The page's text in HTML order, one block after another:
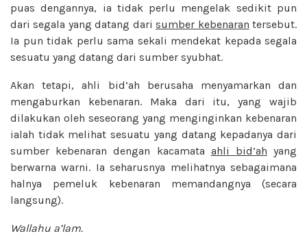
puas dengannya, ia tidak perlu mengelak sedikit pun
dari segala yang datang dari sumber kebenaran tersebut.
Ia pun tidak perlu sama sekali mendekat kepada segala
sesuatu yang datang dari sumber syubhat.
Akan tetapi, ahli bid’ah berusaha menyamarkan dan
mengaburkan kebenaran. Maka dari itu, yang wajib
dilakukan oleh seseorang yang menginginkan kebenaran
ialah tidak melihat sesuatu yang datang kepadanya dari
sumber kebenaran dengan kacamata ahli bid’ah yang
berwarna warni. Ia seharusnya melihatnya sebagaimana
halnya pemeluk kebenaran memandangnya (secara
langsung).
Wallahu a’lam.